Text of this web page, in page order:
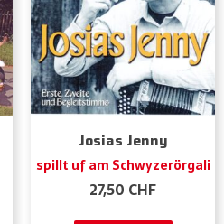
Josias Jenny
spillt uf am Schwyzerörgali
27,50 CHF